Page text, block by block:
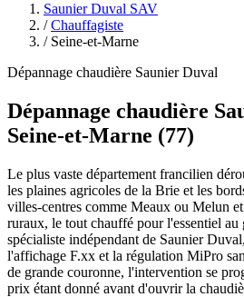
Saunier Duval SAV
/ Chauffagiste
/ Seine-et-Marne
Dépannage chaudière Saunier Duval
Dépannage chaudière
Seine-et-Marne (77)
Le plus vaste département francilien
les plaines agricoles de la Brie et les
villes-centres comme Meaux ou Melun
ruraux, le tout chauffé pour l'essentiel au
spécialiste indépendant de Saunier
l'affichage F.xx et la régulation MiPro
de grande couronne, l'intervention se
prix étant donné avant d'ouvrir la